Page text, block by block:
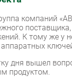
компаний
К тому же у
дня вышел
продуктом.